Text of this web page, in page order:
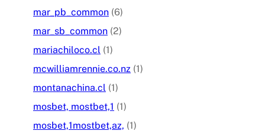
mar_pb_common (6)
mar_sb_common (2)
mariachiloco.cl (1)
mcwilliamrennie.co.nz (1)
montanachina.cl (1)
mosbet, mostbet,1 (1)
mosbet,1mostbet,az, (1)